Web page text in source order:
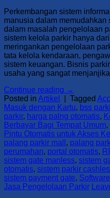
Perkembangan sistem
manusia dalam memudahkan
dalam masalah pengelolaan
sistem kelola parkir hanya
meringankan pengelolaan
tata kelola kendaraan,
sistem keuangan. Bisnis
usaha yang sangat
Continue reading →
Posted in Artikel Tagged
Masuk dengan Kartu, bss
parkir, harga palng otomatis,
Berbayar Bagi Tempat Umum,
Pintu Otomatis untuk Akses
palang parkir mall , palang
perumahan, portal otomatis,
sistem gate manless, sistem
otomatis, sistem parkir
sistem payment gate,
Jasa Pengelolaan Parkir